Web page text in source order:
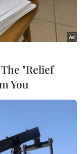
Hàn Quốc ở Seoul
"Relief
You